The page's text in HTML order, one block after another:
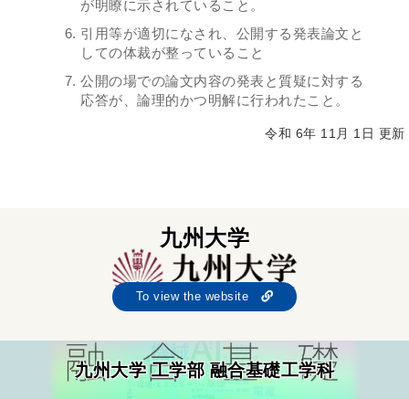
が明瞭に示されていること。
引用等が適切になされ、公開する発表論文と
しての体裁が整っていること
公開の場での論文内容の発表と質疑に対する
応答が、論理的かつ明解に行われたこと。
令和 6年 11月 1日 更新
九州大学
To view the website
九州大学 工学部 融合基礎工学科